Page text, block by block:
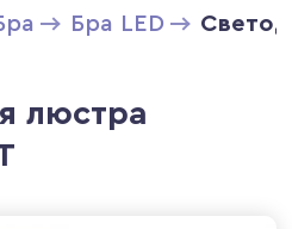
Бра LED
люстра